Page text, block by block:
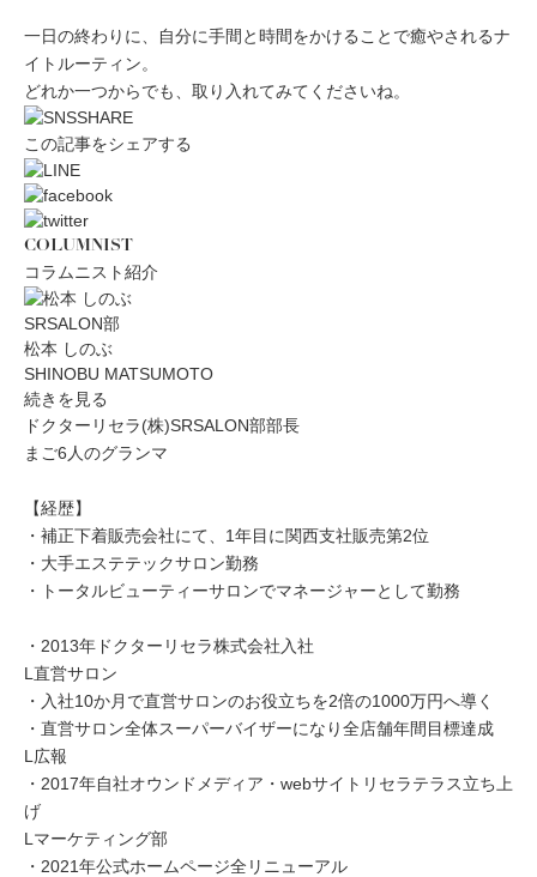
一日の終わりに、自分に手間と時間をかけることで癒やされるナ
イトルーティン。
どれか一つからでも、取り入れてみてくださいね。
この記事をシェアする
COLUMNIST
コラムニスト紹介
SRSALON部
松本 しのぶ
SHINOBU MATSUMOTO
続きを見る
ドクターリセラ(株)SRSALON部部長
まご6人のグランマ
【経歴】
・補正下着販売会社にて、1年目に関西支社販売第2位
・大手エステテックサロン勤務
・トータルビューティーサロンでマネージャーとして勤務
・2013年ドクターリセラ株式会社入社
L直営サロン
・入社10か月で直営サロンのお役立ちを2倍の1000万円へ導く
・直営サロン全体スーパーバイザーになり全店舗年間目標達成
L広報
・2017年自社オウンドメディア・webサイトリセラテラス立ち上
げ
Lマーケティング部
・2021年公式ホームページ全リニューアル